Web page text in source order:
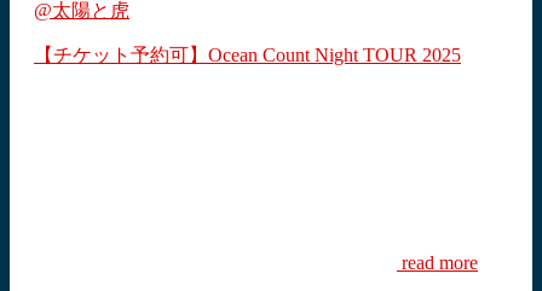
@太陽と虎
【チケット予約可】Ocean Count Night TOUR 2025
read more